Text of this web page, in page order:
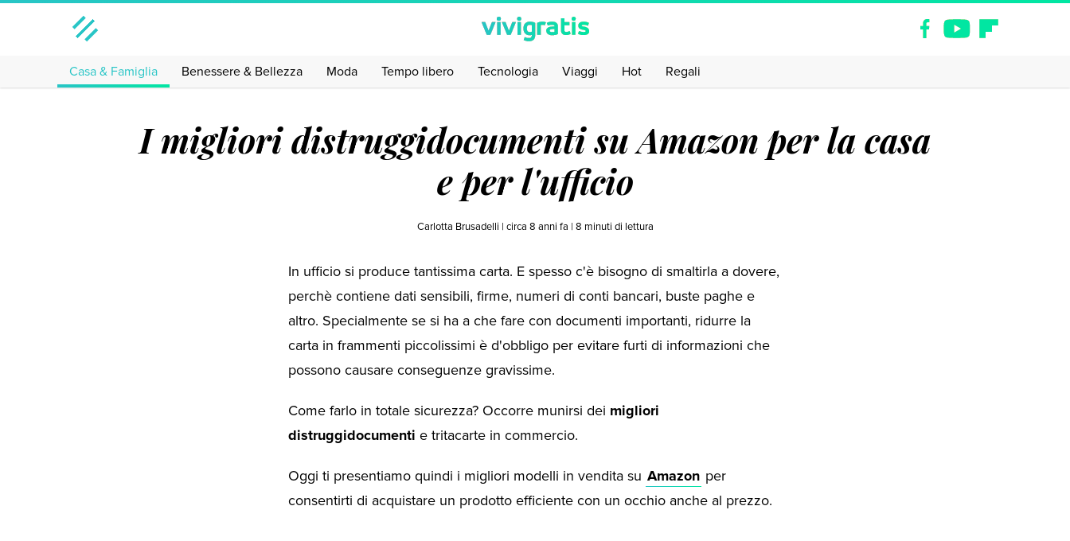
Casa & Famiglia Benessere & Bellezza Moda Tempo libero Tecnologia Viaggi Hot Regali
I migliori distruggidocumenti su Amazon per la casa
e per l'ufficio
Carlotta Brusadelli | circa 8 anni fa | 8 minuti di lettura
In ufficio si produce tantissima carta. E spesso c'è bisogno di smaltirla a dovere,
perchè contiene dati sensibili, firme, numeri di conti bancari, buste paghe e
altro. Specialmente se si ha a che fare con documenti importanti, ridurre la
carta in frammenti piccolissimi è d'obbligo per evitare furti di informazioni che
possono causare conseguenze gravissime.
Come farlo in totale sicurezza? Occorre munirsi dei migliori
distruggidocumenti e tritacarte in commercio.
Oggi ti presentiamo quindi i migliori modelli in vendita su Amazon per
consentirti di acquistare un prodotto efficiente con un occhio anche al prezzo.